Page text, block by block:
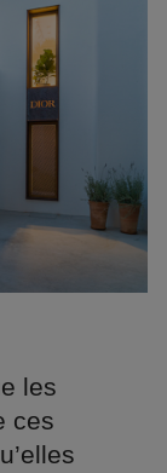
les
ces